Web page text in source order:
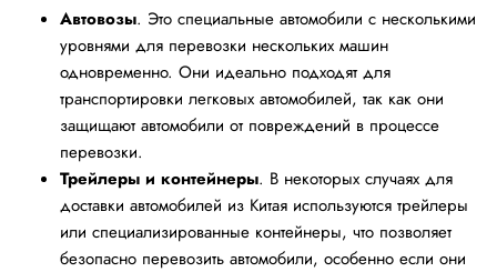
Автовозы. Это специальные автомобили с несколькими
уровнями для перевозки нескольких машин
одновременно. Они идеально подходят для
транспортировки легковых автомобилей, так как они
защищают автомобили от повреждений в процессе
перевозки.
Трейлеры и контейнеры. В некоторых случаях для
доставки автомобилей из Китая используются трейлеры
или специализированные контейнеры, что позволяет
безопасно перевозить автомобили, особенно если они